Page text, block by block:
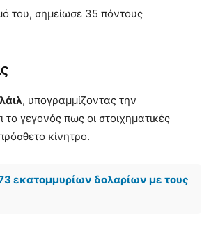
του, σημείωσε 35 πόντους
, υπογραμμίζοντας την
γεγονός πως οι στοιχηματικές
κίνητρο.
εκατομμυρίων δολαρίων με τους